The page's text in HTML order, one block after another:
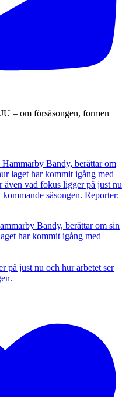
– om försäsongen, formen
Bandy, berättar om sin
har kommit igång med
på just nu och hur arbetet ser